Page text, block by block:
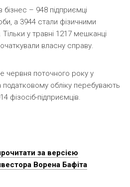
– 948 підприємці
а 3944 стали фізичними
у травні 1217 мешканці
власну справу.
червня поточного року у
податковому обліку перебувають
фізосіб-підприємців.
за версією
Ворена Бафіта